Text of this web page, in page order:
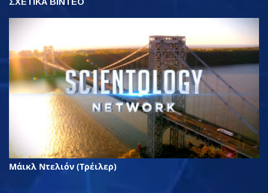
Μάικλ Ντελιόν (Τρέιλερ)